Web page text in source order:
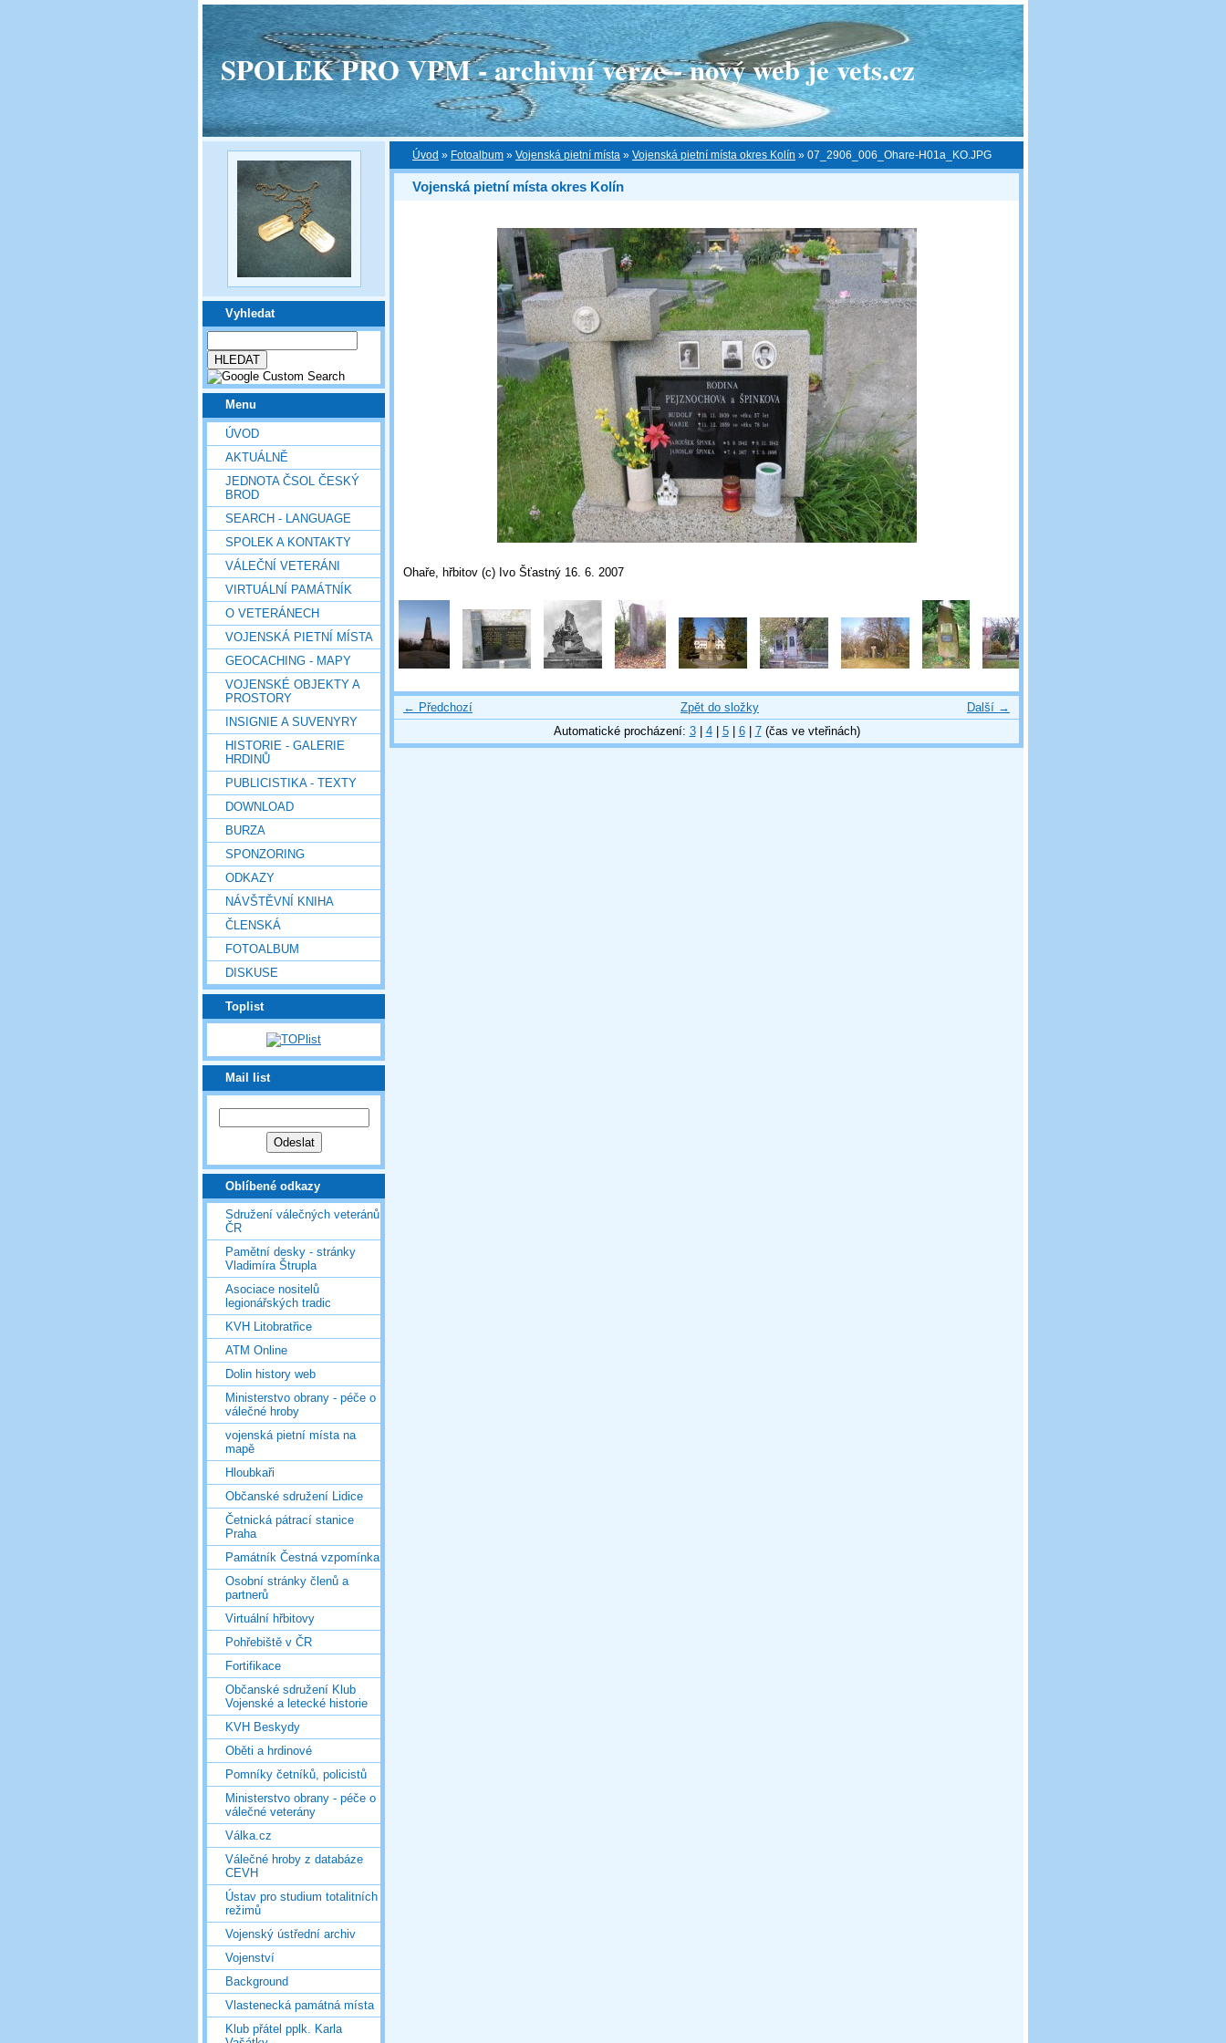
SPOLEK PRO VPM - archivní verze - nový web je vets.cz
Vyhledat
Menu
ÚVOD
AKTUÁLNĚ
JEDNOTA ČSOL ČESKÝ
BROD
SEARCH - LANGUAGE
SPOLEK A KONTAKTY
VÁLEČNÍ VETERÁNI
VIRTUÁLNÍ PAMÁTNÍK
O VETERÁNECH
VOJENSKÁ PIETNÍ MÍSTA
GEOCACHING - MAPY
VOJENSKÉ OBJEKTY A
PROSTORY
INSIGNIE A SUVENYRY
HISTORIE - GALERIE
HRDINŮ
PUBLICISTIKA - TEXTY
DOWNLOAD
BURZA
SPONZORING
ODKAZY
NÁVŠTĚVNÍ KNIHA
ČLENSKÁ
FOTOALBUM
DISKUSE
Toplist
Mail list
Oblíbené odkazy
Sdružení válečných veteránů
ČR
Pamětní desky - stránky
Vladimíra Štrupla
Asociace nositelů
legionářských tradic
KVH Litobratřice
ATM Online
Dolin history web
Ministerstvo obrany - péče o
válečné hroby
vojenská pietní místa na
mapě
Hloubkaři
Občanské sdružení Lidice
Četnická pátrací stanice
Praha
Památník Čestná vzpomínka
Osobní stránky členů a
partnerů
Virtuální hřbitovy
Pohřebiště v ČR
Fortifikace
Občanské sdružení Klub
Vojenské a letecké historie
KVH Beskydy
Oběti a hrdinové
Pomníky četníků, policistů
Ministerstvo obrany - péče o
válečné veterány
Válka.cz
Válečné hroby z databáze
CEVH
Ústav pro studium totalitních
režimů
Vojenský ústřední archiv
Vojenství
Background
Vlastenecká památná místa
Klub přátel pplk. Karla
Úvod » Fotoalbum » Vojenská pietní místa » Vojenská pietní místa okres Kolín » 07_2906_006_Ohare-H01a_KO.JPG
Vojenská pietní místa okres Kolín
Ohaře, hřbitov (c) Ivo Šťastný 16. 6. 2007
← Předchozí Další →
Zpět do složky
Automatické procházení: 3| 4| 5| 6| 7(čas ve vteřinách)